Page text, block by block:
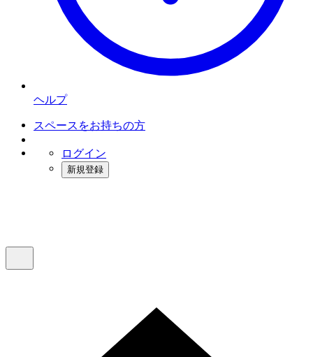
ヘルプ
スペースをお持ちの方
ログイン
新規登録